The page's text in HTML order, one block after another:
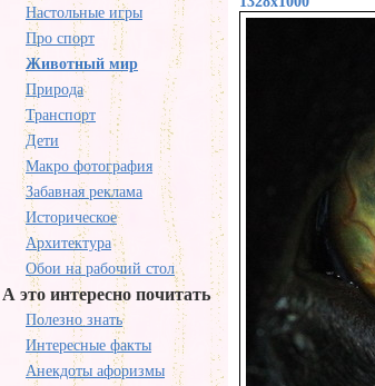
Настольные игры
Про спорт
Животный мир
Природа
Транспорт
Дети
Макро фотография
Забавная реклама
Историческое
Архитектура
Обои на рабочий стол
А это интересно почитать
Полезно знать
Интересные факты
Анекдоты афоризмы